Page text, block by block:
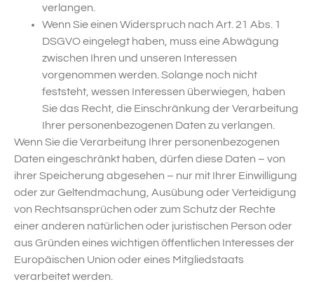
verlangen.
Wenn Sie einen Widerspruch nach Art. 21 Abs. 1
DSGVO eingelegt haben, muss eine Abwägung
zwischen Ihren und unseren Interessen
vorgenommen werden. Solange noch nicht
feststeht, wessen Interessen überwiegen, haben
Sie das Recht, die Einschränkung der Verarbeitung
Ihrer personenbezogenen Daten zu verlangen.
Wenn Sie die Verarbeitung Ihrer personenbezogenen
Daten eingeschränkt haben, dürfen diese Daten – von
ihrer Speicherung abgesehen – nur mit Ihrer Einwilligung
oder zur Geltendmachung, Ausübung oder Verteidigung
von Rechtsansprüchen oder zum Schutz der Rechte
einer anderen natürlichen oder juristischen Person oder
aus Gründen eines wichtigen öffentlichen Interesses der
Europäischen Union oder eines Mitgliedstaats
verarbeitet werden.